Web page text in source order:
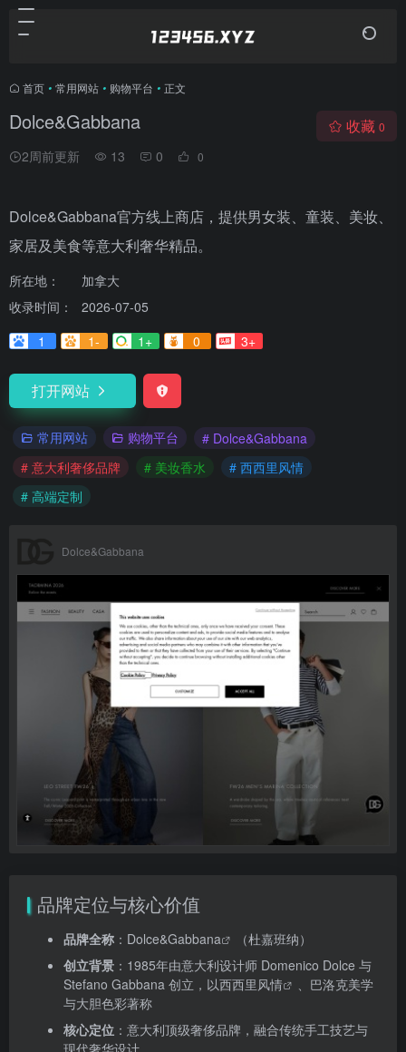
首页 • 常用网站 • 购物平台 • 正文
Dolce&Gabbana
2周前更新 13 0 0
收藏 0
Dolce&Gabbana官方线上商店，提供男女装、童装、美妆、
家居及美食等意大利奢华精品。
所在地：
加拿大
收录时间：
2026-07-05
1
1- 1+ 0 3+
打开网站
常用网站 购物平台
# Dolce&Gabbana
# 意大利奢侈品牌
# 美妆香水
# 西西里风情
# 高端定制
Dolce&Gabbana
品牌定位与核心价值
品牌全称 ： Dolce&Gabbana
（杜嘉班纳）
创立背景 ：1985年由意大利设计师 Domenico Dolce 与
Stefano Gabbana 创立，以西西里风情
、巴洛克美学
与大胆色彩著称
核心定位 ：意大利顶级奢侈品牌，融合传统手工技艺与
现代奢华设计